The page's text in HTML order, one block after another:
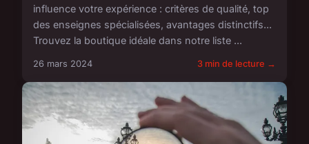
influence votre expérience : critères de qualité, top
des enseignes spécialisées, avantages distinctifs...
Trouvez la boutique idéale dans notre liste ...
26 mars 2024 3 min de lecture →